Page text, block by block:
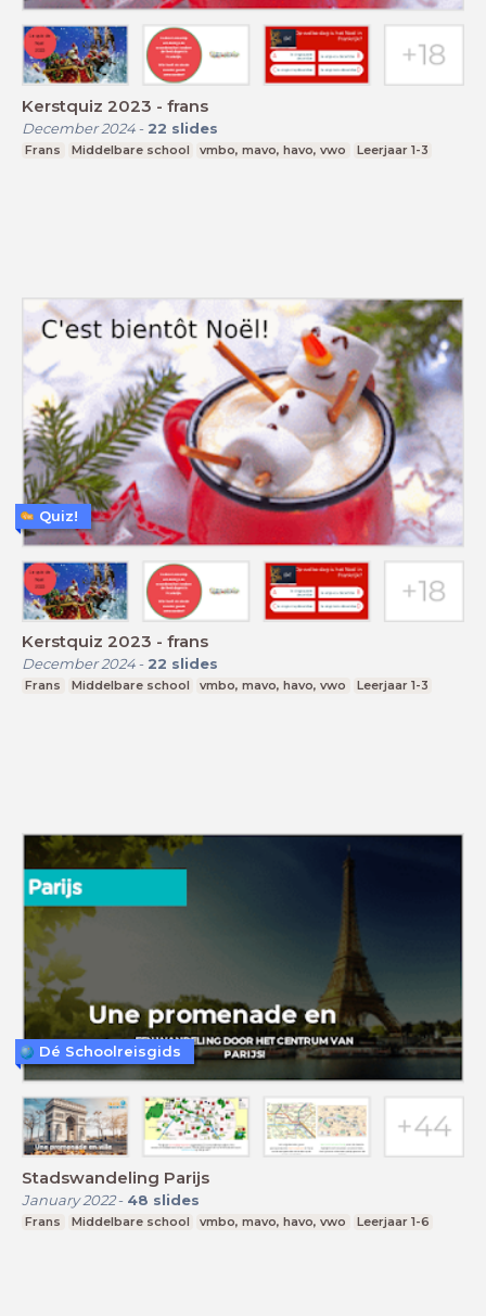
Kerstquiz 2023 - frans
December 2024- 22 slides
Frans Middelbare school vmbo, mavo, havo, vwo Leerjaar 1-3
Kerstquiz 2023 - frans
December 2024- 22 slides
Frans Middelbare school vmbo, mavo, havo, vwo Leerjaar 1-3
Quiz!
Stadswandeling Parijs
January 2022- 48 slides
Frans Middelbare school vmbo, mavo, havo, vwo Leerjaar 1-6
Dé Schoolreisgids